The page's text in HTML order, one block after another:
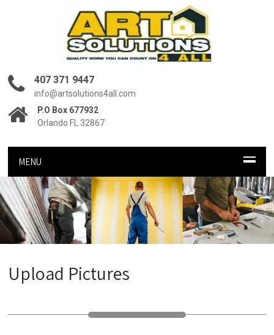
407 371 9447
info@artsolutions4all.com
P.O Box 677932
Orlando FL 32867
MENU
Upload Pictures